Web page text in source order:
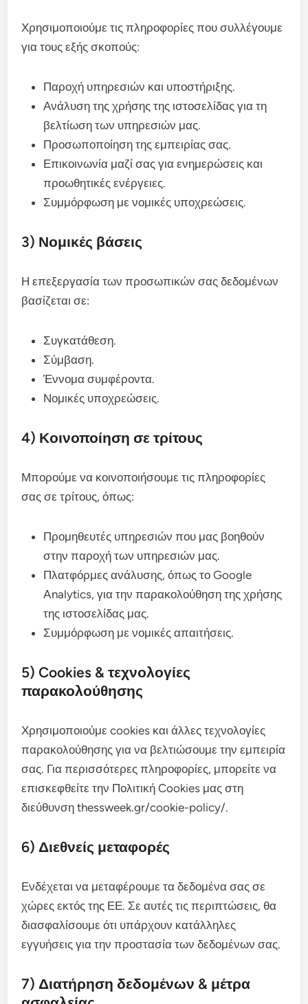
Χρησιμοποιούμε τις πληροφορίες που συλλέγουμε
για τους εξής σκοπούς:
Παροχή υπηρεσιών και υποστήριξης.
Ανάλυση της χρήσης της ιστοσελίδας για τη
βελτίωση των υπηρεσιών μας.
Προσωποποίηση της εμπειρίας σας.
Επικοινωνία μαζί σας για ενημερώσεις και
προωθητικές ενέργειες.
Συμμόρφωση με νομικές υποχρεώσεις.
3) Νομικές βάσεις
Η επεξεργασία των προσωπικών σας δεδομένων
βασίζεται σε:
Συγκατάθεση.
Σύμβαση.
Έννομα συμφέροντα.
Νομικές υποχρεώσεις.
4) Κοινοποίηση σε τρίτους
Μπορούμε να κοινοποιήσουμε τις πληροφορίες
σας σε τρίτους, όπως:
Προμηθευτές υπηρεσιών που μας βοηθούν
στην παροχή των υπηρεσιών μας.
Πλατφόρμες ανάλυσης, όπως το Google
Analytics, για την παρακολούθηση της χρήσης
της ιστοσελίδας μας.
Συμμόρφωση με νομικές απαιτήσεις.
5) Cookies & τεχνολογίες
παρακολούθησης
Χρησιμοποιούμε cookies και άλλες τεχνολογίες
παρακολούθησης για να βελτιώσουμε την εμπειρία
σας. Για περισσότερες πληροφορίες, μπορείτε να
επισκεφθείτε την Πολιτική Cookies μας στη
διεύθυνση thessweek.gr/cookie-policy/.
6) Διεθνείς μεταφορές
Ενδέχεται να μεταφέρουμε τα δεδομένα σας σε
χώρες εκτός της ΕΕ. Σε αυτές τις περιπτώσεις, θα
διασφαλίσουμε ότι υπάρχουν κατάλληλες
εγγυήσεις για την προστασία των δεδομένων σας.
7) Διατήρηση δεδομένων & μέτρα